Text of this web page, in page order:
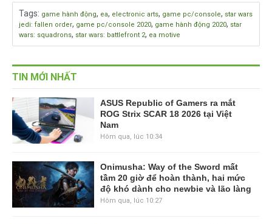
Tags: game hành động, ea, electronic arts, game pc/console, star wars
jedi: fallen order, game pc/console 2020, game hành động 2020, star
wars: squadrons, star wars: battlefront 2, ea motive
TIN MỚI NHẤT
ASUS Republic of Gamers ra mắt
ROG Strix SCAR 18 2026 tại Việt
Nam
Hôm qua, lúc 10:34
Onimusha: Way of the Sword mất
tầm 20 giờ để hoàn thành, hai mức
độ khó dành cho newbie và lão làng
Hôm qua, lúc 10:27